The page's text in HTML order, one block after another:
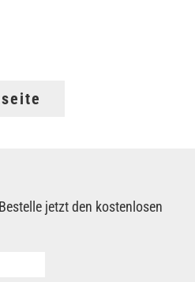
jetzt den kostenlosen